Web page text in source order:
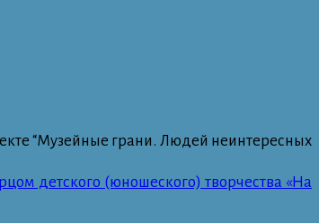
“Музейные грани. Людей неинтересных
детского (юношеского) творчества «На